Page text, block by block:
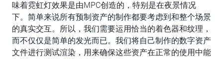
味着霓虹灯效果是由MPC创造的，特别是在夜景情况
下。简单来说所有预制资产的制作都要考虑到和整个场景
的真实交互。所以，我们需要运用恰当的着色器和纹理，
而不仅仅是简单的发光而已。我们将自己制作的数字资产
文件进行测试渲染，用来确保这些资产在正常的使用中能